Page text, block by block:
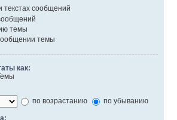
текстах сообщений
темы
темы
как:
по возрастанию
по убыванию